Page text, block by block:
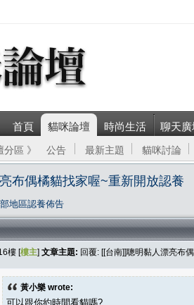
首頁 貓咪論壇 時尚生活 聊天廣
分區 》 公告 最新主題 貓咪討論
布偶橘貓找家喔~重新開放認養
地區認養佈告
樓 [樓主] 文章主題: 回覆: [[台南]]聰明黏人漂亮布
黃小樂 wrote:
可以跟你約時間看貓嗎?